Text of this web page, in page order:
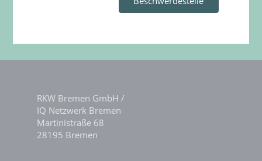
RKW Bremen GmbH /
IQ Netzwerk Bremen
Martinistraße 68
28195 Bremen